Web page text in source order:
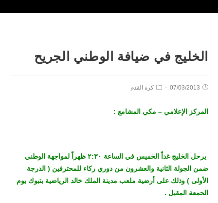
الخليج في ضيافة الوطني الجريح
07/03/2013 كرة القدم
المركز الإعلامي – مكي المشامع :
يرحل الخليج غداً الخميس في الساعة ٢:٣٠ ظهراً لمواجهة الوطني
ضمن الجولة الثانية والعشرون من دوري ركاء للمحترفين ( الدرجة
الأولى ) وذلك على أرضية ملعب مدينة الملك خالد الرياضية بتبوك يوم
الحمعة المقبل .